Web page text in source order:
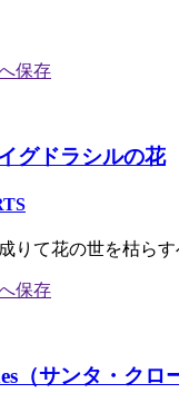
グドラシルの花
りて花の世を枯らす
（サンタ・クロ